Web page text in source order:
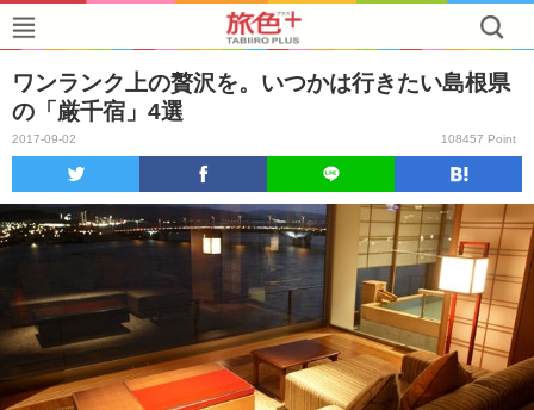
ワンランク上の贅沢を。いつかは行きたい島根県
の「厳千宿」4選
2017-09-02 108457 Point